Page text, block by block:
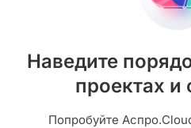
Наведите
проектах и
Попробуйте